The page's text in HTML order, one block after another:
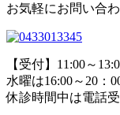
お気軽にお問い合
【受付】11:00～
水曜は16:00～20：
休診時間中は電話